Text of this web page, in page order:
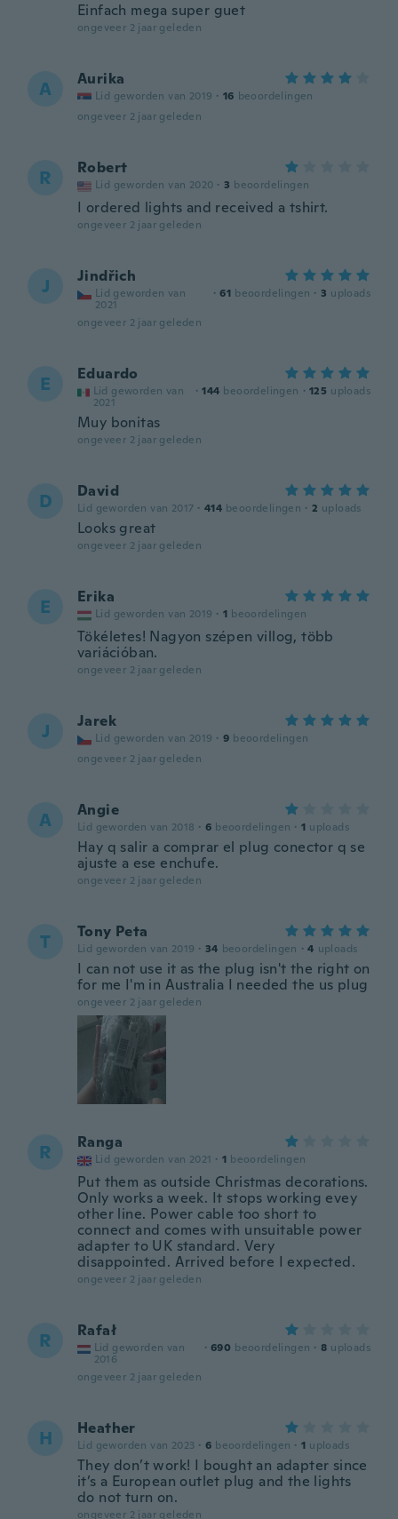
Einfach mega super guet
ongeveer 2 jaar geleden
A Aurika
Lid geworden van 2019 · 16 beoordelingen
ongeveer 2 jaar geleden
R Robert
Lid geworden van 2020 · 3 beoordelingen
I ordered lights and received a tshirt.
ongeveer 2 jaar geleden
J Jindřich
Lid geworden van
2021
· 61 beoordelingen · 3 uploads
ongeveer 2 jaar geleden
E Eduardo
Lid geworden van
2021
· 144 beoordelingen · 125 uploads
Muy bonitas
ongeveer 2 jaar geleden
D David
Lid geworden van 2017 · 414 beoordelingen · 2 uploads
Looks great
ongeveer 2 jaar geleden
E Erika
Lid geworden van 2019 · 1 beoordelingen
Tökéletes! Nagyon szépen villog, több
variációban.
ongeveer 2 jaar geleden
J Jarek
Lid geworden van 2019 · 9 beoordelingen
ongeveer 2 jaar geleden
A Angie
Lid geworden van 2018 · 6 beoordelingen · 1 uploads
Hay q salir a comprar el plug conector q se
ajuste a ese enchufe.
ongeveer 2 jaar geleden
T Tony Peta
Lid geworden van 2019 · 34 beoordelingen · 4 uploads
I can not use it as the plug isn't the right on
for me I'm in Australia I needed the us plug
ongeveer 2 jaar geleden
R Ranga
Lid geworden van 2021 · 1 beoordelingen
Put them as outside Christmas decorations.
Only works a week. It stops working evey
other line. Power cable too short to
connect and comes with unsuitable power
adapter to UK standard. Very
disappointed. Arrived before I expected.
ongeveer 2 jaar geleden
R Rafał
Lid geworden van
2016
· 690 beoordelingen · 8 uploads
ongeveer 2 jaar geleden
H Heather
Lid geworden van 2023 · 6 beoordelingen · 1 uploads
They don’t work! I bought an adapter since
it’s a European outlet plug and the lights
do not turn on.
ongeveer 2 jaar geleden